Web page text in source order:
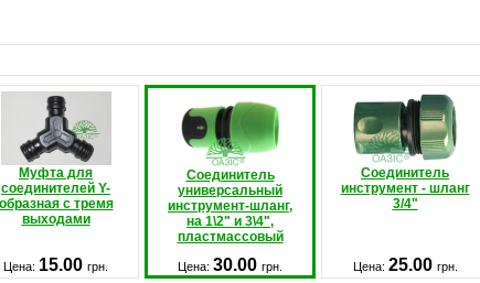
Муфта для
соединителей Y-
образная с тремя
выходами
Соединитель
универсальный
инструмент-шланг,
на 1\2" и 3\4",
пластмассовый
Соединитель
инструмент - шланг
3/4"
Цена: 15.00 грн. Цена: 30.00 грн. Цена: 25.00 грн.